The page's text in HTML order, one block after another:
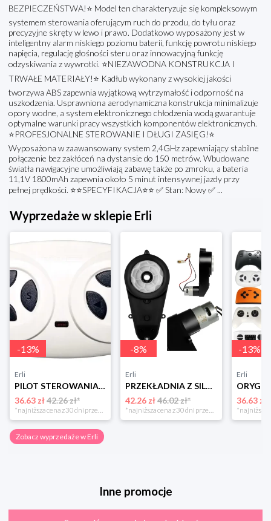
BEZPIECZEŃSTWA!⭐ Model ten charakteryzuje się kompleksowym
systemem sterowania oferującym ruch do przodu, do tyłu oraz
precyzyjne skręty w lewo i prawo. Dodatkowo wyposażony jest w
inteligentny alarm niskiego poziomu baterii, funkcję powrotu niskiego
napięcia, regulację głośności steru oraz innowacyjną funkcję
odzyskiwania z wywrotki. ⭐NIEZAWODNA KONSTRUKCJA I
TRWAŁE MATERIAŁY!⭐ Kadłub wykonany z wysokiej jakości
tworzywa ABS zapewnia wyjątkową wytrzymałość i odporność na
uszkodzenia. Usprawniona aerodynamiczna konstrukcja minimalizuje
opory wodne, a system elektronicznego chłodzenia wodą gwarantuje
optymalne warunki pracy wszystkich komponentów elektronicznych.
⭐PROFESJONALNE STEROWANIE I DŁUGI ZASIĘG!⭐
Wyposażona w zaawansowany system 2,4GHz zapewniający stabilne
połączenie bez zakłóceń na dystansie do 150 metrów. Wbudowane
światła nawigacyjne umożliwiają zabawę także po zmroku, a bateria
11,1V 1800mAh zapewnia około 5 minut intensywnej jazdy przy
pełnej prędkości. ⭐⭐SPECYFIKACJA⭐⭐ ✅ Stan: Nowy ✅ ...
Wyprzedaże w sklepie Erli
-13%
Erli
PILOT STEROWANIA 2.4G DO AUT AUTA NA AKUMULATOR Kontroler JR TYP 2
36.63 zł42.26 zł*
*najniższa cena z 30 dni przed obniżką
-8%
Erli
PRZEKŁADNIA Z SILNIKIEM 12V/20000rpm/45W Silnik Napęd do auta na akumulator
42.26 zł 46.02 zł*
*najniższa cena z 30 dni przed obniżką
-13%
Erli
36.63 zł
Zobacz wyprzedaże w Erli
Inne promocje